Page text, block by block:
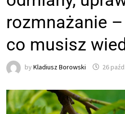
rozmnażanie
co musisz
byKladiusz Borowski 26